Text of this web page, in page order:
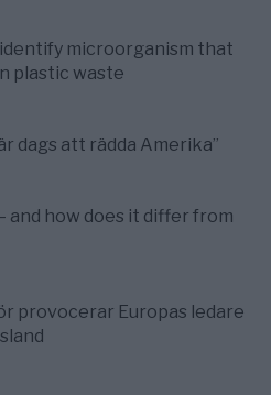
microorganism that
plastic waste
dags att rädda Amerika”
and how does it differ from
provocerar Europas ledare